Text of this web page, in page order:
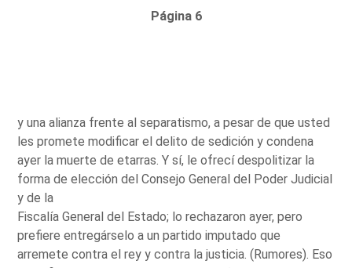
Página 6
y una alianza frente al separatismo, a pesar de que usted
les promete modificar el delito de sedición y condena
ayer la muerte de etarras. Y sí, le ofrecí despolitizar la
forma de elección del Consejo General del Poder Judicial
y de la
Fiscalía General del Estado; lo rechazaron ayer, pero
prefiere entregárselo a un partido imputado que
arremete contra el rey y contra la justicia. (Rumores). Eso